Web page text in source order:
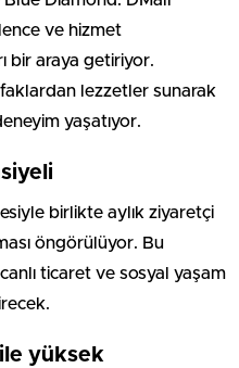
ve hizmet
bir araya getiriyor.
lezzetler sunarak
yaşatıyor.
birlikte aylık ziyaretçi
öngörülüyor. Bu
ticaret ve sosyal yaşam
yüksek